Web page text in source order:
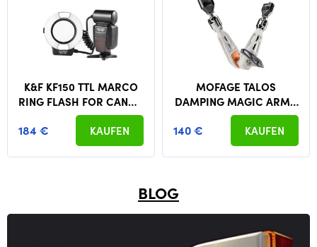
K&F KF150 TTL MARCO
RING FLASH FOR CANON
EOS REBEL GN14
184 € KAUFEN
MOFAGE TALOS
DAMPING MAGIC ARM -
BEIGE
140 € KAUFEN
BLOG